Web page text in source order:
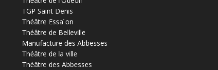
TGP Saint Denis
Théâtre Essaïon
Théâtre de Belleville
Manufacture des Abbesses
Théâtre de la ville
Théâtre des Abbesses